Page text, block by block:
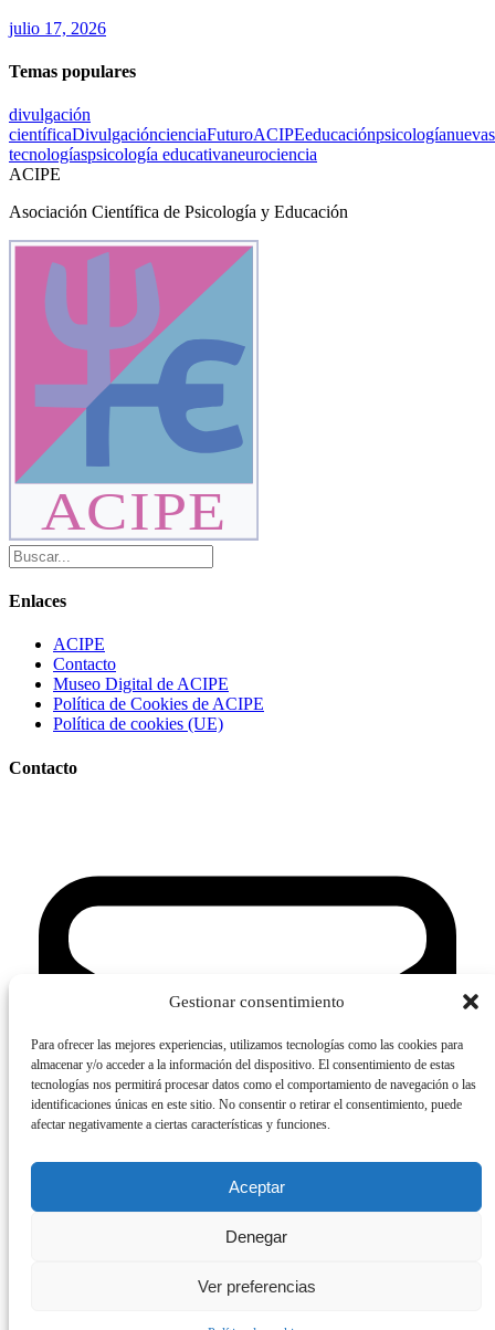
Gestionar consentimiento
Para ofrecer las mejores experiencias, utilizamos tecnologías como las cookies para
almacenar y/o acceder a la información del dispositivo. El consentimiento de estas
tecnologías nos permitirá procesar datos como el comportamiento de navegación o las
identificaciones únicas en este sitio. No consentir o retirar el consentimiento, puede
afectar negativamente a ciertas características y funciones.
Aceptar
Denegar
Ver preferencias
julio 17, 2026
Temas populares
divulgación
científicaDivulgacióncienciaFuturoACIPEeducaciónpsicologíanuevas
tecnologíaspsicología educativaneurociencia
ACIPE
Asociación Científica de Psicología y Educación
ACIPE
Enlaces
ACIPE
Contacto
Museo Digital de ACIPE
Política de Cookies de ACIPE
Política de cookies (UE)
Contacto